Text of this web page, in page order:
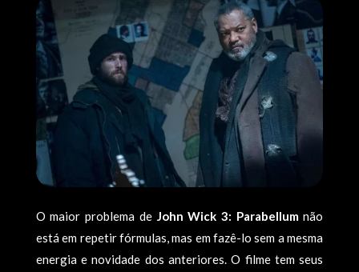
O maior problema de John Wick 3: Parabellumnão
está em repetir fórmulas, mas em fazê-lo sem a mesma
energia e novidade dos anteriores. O filme tem seus